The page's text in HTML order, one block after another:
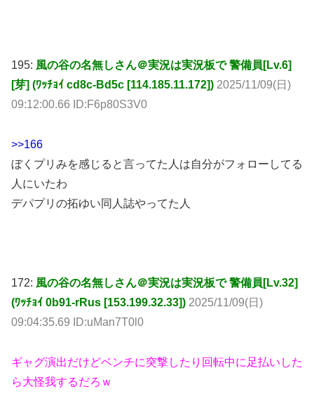
195: 風の谷の名無しさん＠実況は実況板で 警備員[Lv.6]
[芽] (ﾜｯﾁｮｲ cd8c-Bd5c [114.185.11.172]) 2025/11/09(日)
09:12:00.66 ID:F6p80S3V0
>>166
ぼくプリみを感じると言ってた人は自分がフォローしてる
人にいたわ
デパプリの拓ゆい同人誌やってた人
172: 風の谷の名無しさん＠実況は実況板で 警備員[Lv.32]
(ﾜｯﾁｮｲ 0b91-rRus [153.199.32.33]) 2025/11/09(日)
09:04:35.69 ID:uMan7T0l0
ギャグ演出だけどベンチに突撃したり回転中に足払いした
ら大怪我するだろｗ